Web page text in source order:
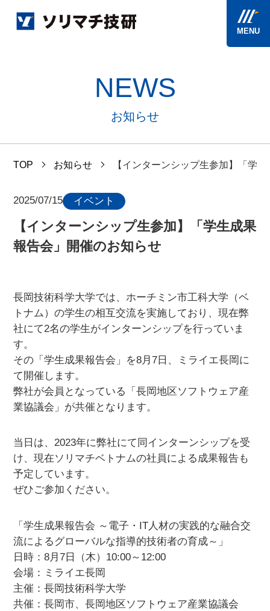
MENU
NEWS
お知らせ
TOP お知らせ 【インターンシップ生参加】「学
2025/07/15 イベント
【インターンシップ生参加】「学生成果
報告会」開催のお知らせ
長岡技術科学大学では、ホーチミン市工科大学（ベ
トナム）の学生の相互交流を実施しており、現在弊
社にて2名の学生がインターンシップを行っていま
す。
その「学生成果報告会」を8月7日、ミライエ長岡に
て開催します。
弊社が会員となっている「長岡地区ソフトウェア産
業協議会」が共催となります。
当日は、2023年に弊社にて同インターンシップを受
け、現在ソリマチベトナムの社員による成果報告も
予定しています。
ぜひご参加ください。
「学生成果報告会 ～電子・IT人材の実践的な融合交
流によるグローバルな指導的技術者の育成～」
日時：8月7日（木）10:00～12:00
会場：ミライエ長岡
主催：長岡技術科学大学
共催：長岡市、長岡地区ソフトウェア産業協議会